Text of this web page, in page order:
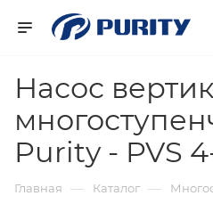
Насос
Purity - PVS
Главная — Каталог —